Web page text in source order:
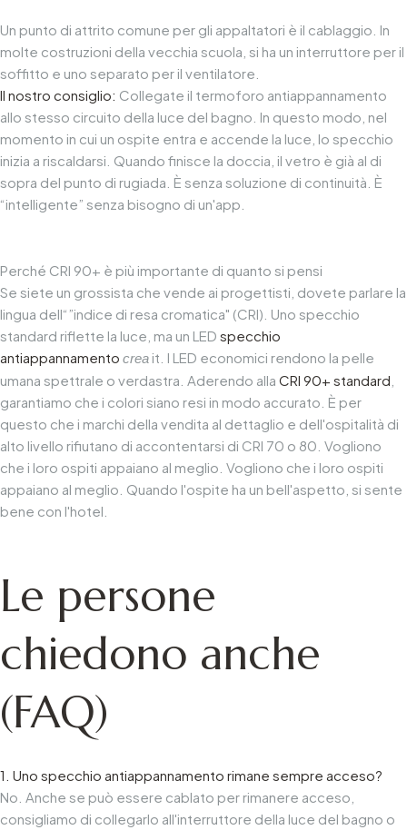
Un punto di attrito comune per gli appaltatori è il cablaggio. In
molte costruzioni della vecchia scuola, si ha un interruttore per il
soffitto e uno separato per il ventilatore.
Il nostro consiglio: Collegate il termoforo antiappannamento
allo stesso circuito della luce del bagno. In questo modo, nel
momento in cui un ospite entra e accende la luce, lo specchio
inizia a riscaldarsi. Quando finisce la doccia, il vetro è già al di
sopra del punto di rugiada. È senza soluzione di continuità. È
“intelligente” senza bisogno di un'app.
Perché CRI 90+ è più importante di quanto si pensi
Se siete un grossista che vende ai progettisti, dovete parlare la
lingua dell“”indice di resa cromatica" (CRI). Uno specchio
standard riflette la luce, ma un LED specchio
antiappannamento crea it. I LED economici rendono la pelle
umana spettrale o verdastra. Aderendo alla CRI 90+ standard
garantiamo che i colori siano resi in modo accurato. È per
questo che i marchi della vendita al dettaglio e dell'ospitalità di
alto livello rifiutano di accontentarsi di CRI 70 o 80. Vogliono
che i loro ospiti appaiano al meglio. Vogliono che i loro ospiti
appaiano al meglio. Quando l'ospite ha un bell'aspetto, si sente
bene con l'hotel.
Le persone
chiedono anche
(FAQ)
1. Uno specchio antiappannamento rimane sempre acceso?
No. Anche se può essere cablato per rimanere acceso,
consigliamo di collegarlo all'interruttore della luce del bagno o